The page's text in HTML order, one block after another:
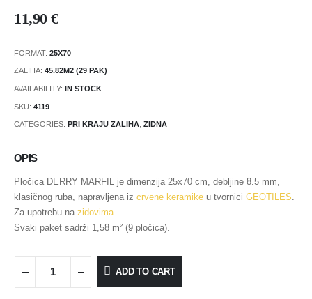
11,90€
FORMAT: 25X70
ZALIHA: 45.82M2 (29 PAK)
AVAILABILITY: IN STOCK
SKU: 4119
CATEGORIES: PRI KRAJU ZALIHA, ZIDNA
OPIS
Pločica DERRY MARFIL je dimenzija 25x70 cm, debljine 8.5 mm,
klasičnog ruba, napravljena iz crvene keramike u tvornici GEOTILES.
Za upotrebu na zidovima.
Svaki paket sadrži 1,58 m² (9 pločica).
ADD TO CART